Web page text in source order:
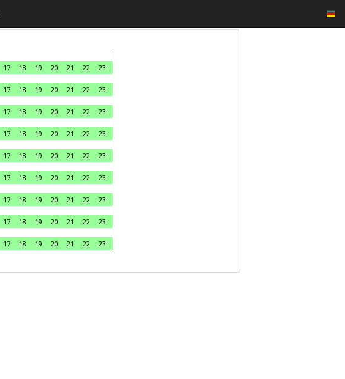
17 18 19 20 21 22
23
17 18 19 20 21 22
23
17 18 19 20 21 22
23
17 18 19 20 21 22
23
17 18 19 20 21 22
23
17 18 19 20 21 22
23
17 18 19 20 21 22
23
17 18 19 20 21 22
23
17 18 19 20 21 22
23